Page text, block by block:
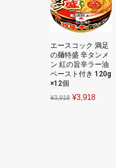
エースコック 満足
の麺特盛 辛タンメ
ン 紅の旨辛ラー油
ペースト付き 120g
×12個
¥3,918 Original
¥3,918Current